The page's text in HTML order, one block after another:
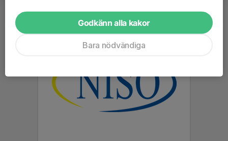
Godkänn alla kakor
Bara nödvändiga